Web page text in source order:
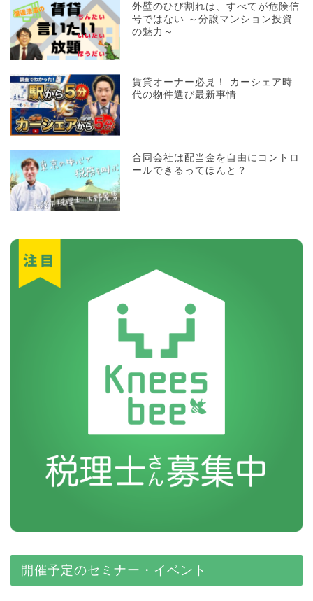
外壁のひび割れは、すべてが危険信
号ではない ～分譲マンション投資
の魅力～
賃貸オーナー必見！ カーシェア時
代の物件選び最新事情
合同会社は配当金を自由にコントロ
ールできるってほんと？
開催予定のセミナー・イベント